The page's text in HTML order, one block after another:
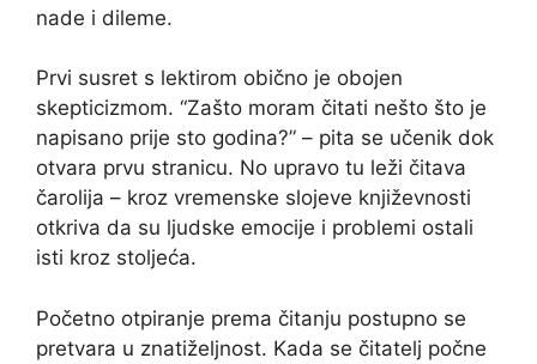
nade i dileme.
Prvi susret s lektirom obično je obojen
skepticizmom. “Zašto moram čitati nešto što je
napisano prije sto godina?” – pita se učenik dok
otvara prvu stranicu. No upravo tu leži čitava
čarolija – kroz vremenske slojeve književnosti
otkriva da su ljudske emocije i problemi ostali
isti kroz stoljeća.
Početno otpiranje prema čitanju postupno se
pretvara u znatiželjnost. Kada se čitatelj počne